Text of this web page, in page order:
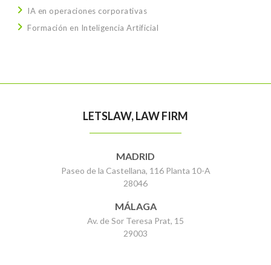
IA en operaciones corporativas
Formación en Inteligencia Artificial
LETSLAW, LAW FIRM
MADRID
Paseo de la Castellana, 116 Planta 10-A
28046
MÁLAGA
Av. de Sor Teresa Prat, 15
29003